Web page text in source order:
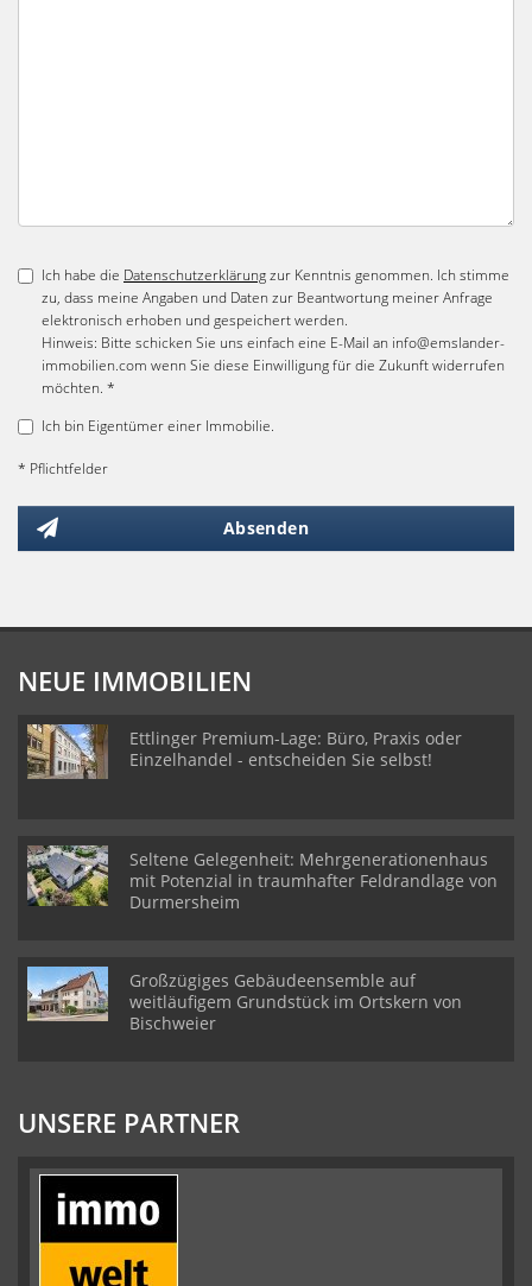
Ich habe die Datenschutzerklärungzur Kenntnis genommen. Ich stimme
zu, dass meine Angaben und Daten zur Beantwortung meiner Anfrage
elektronisch erhoben und gespeichert werden.
Hinweis: Bitte schicken Sie uns einfach eine E-Mail an info@emslander-
immobilien.com wenn Sie diese Einwilligung für die Zukunft widerrufen
möchten. *
Ich bin Eigentümer einer Immobilie.
* Pflichtfelder
Absenden
NEUE IMMOBILIEN
Ettlinger Premium-Lage: Büro, Praxis oder
Einzelhandel - entscheiden Sie selbst!
Seltene Gelegenheit: Mehrgenerationenhaus
mit Potenzial in traumhafter Feldrandlage von
Durmersheim
Großzügiges Gebäudeensemble auf
weitläufigem Grundstück im Ortskern von
Bischweier
UNSERE PARTNER